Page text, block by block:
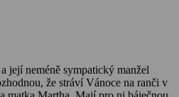
její neméně sympatický manžel
že stráví Vánoce na ranči v